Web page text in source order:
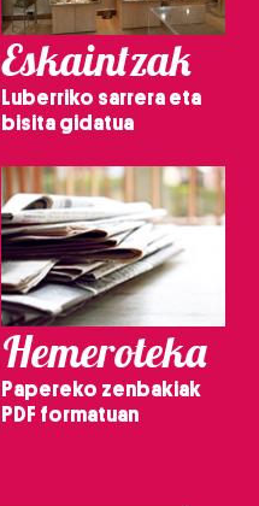
Eskaintzak
Luberriko sarrera eta
bisita gidatua
Hemeroteka
Papereko zenbakiak
PDF formatuan